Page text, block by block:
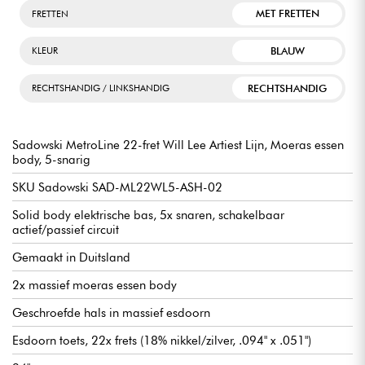
FRETTEN MET FRETTEN
KLEUR BLAUW
RECHTSHANDIG / LINKSHANDIG RECHTSHANDIG
Sadowski MetroLine 22-fret Will Lee Artiest Lijn, Moeras essen
body, 5-snarig
SKU Sadowski SAD-ML22WL5-ASH-02
Solid body elektrische bas, 5x snaren, schakelbaar
actief/passief circuit
Gemaakt in Duitsland
2x massief moeras essen body
Geschroefde hals in massief esdoorn
Esdoorn toets, 22x frets (18% nikkel/zilver, .094" x .051")